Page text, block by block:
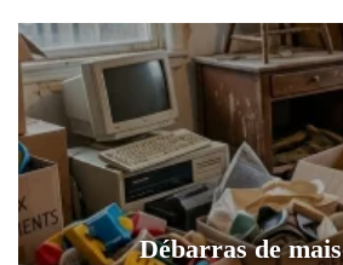
Débarras de